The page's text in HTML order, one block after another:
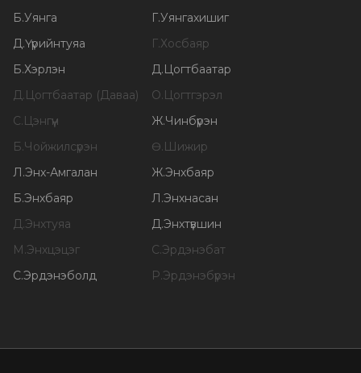
Б.Уянга Г.Уянгахишиг
Д.Үүрийнтуяа Г.Хосбаяр
Б.Хэрлэн Д.Цогтбаатар
Д.Цогтбаатар (Даваа) О.Цогтгэрэл
С.Цэнгүүн Ж.Чинбүрэн
Б.Чойжилсүрэн Ө.Шижир
Л.Энх-Амгалан Ж.Энхбаяр
Б.Энхбаяр Л.Энхнасан
Д.Энхтуяа Д.Энхтүвшин
М.Энхцэцэг С.Эрдэнэбат
С.Эрдэнэболд Р.Эрдэнэбүрэн